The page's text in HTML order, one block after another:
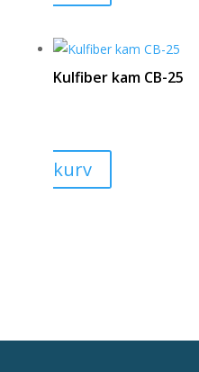
varesiden
Kulfiber kam CB-25
kurv